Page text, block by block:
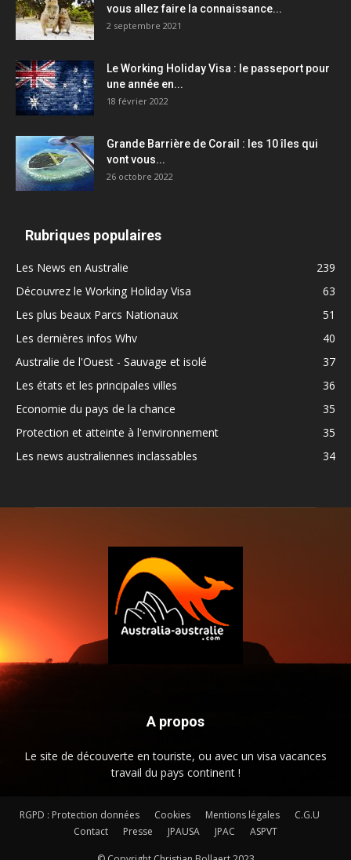
vous allez faire la connaissance...
2 septembre 2021
Le Working Holiday Visa : le passeport pour
une année en...
18 février 2022
Grande Barrière de Corail : les 10 îles qui
vont vous...
26 octobre 2022
Rubriques populaires
Les News en Australie
239
Découvrez le Working Holiday Visa
63
Les plus beaux Parcs Nationaux
51
Les dernières infos Whv
40
Australie de l'Ouest - Sauvage et isolé
37
Les états et les principales villes
36
Economie du pays de la chance
35
Protection et atteinte à l'environnement
35
Les news australiennes inclassables
34
A propos
Le site de découverte en touriste, ou avec un visa vacances
travail du pays continent !
RGPD : Protection données Cookies Mentions légales
C.G.U
Contact
Presse JPAUSA JPAC ASPVT